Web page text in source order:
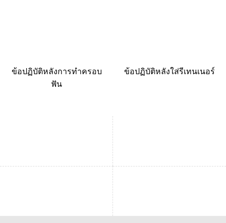
ข้อปฏิบัติหลังการทำครอบ
ฟัน
ข้อปฏิบัติหลังใส่รีเทนเนอร์